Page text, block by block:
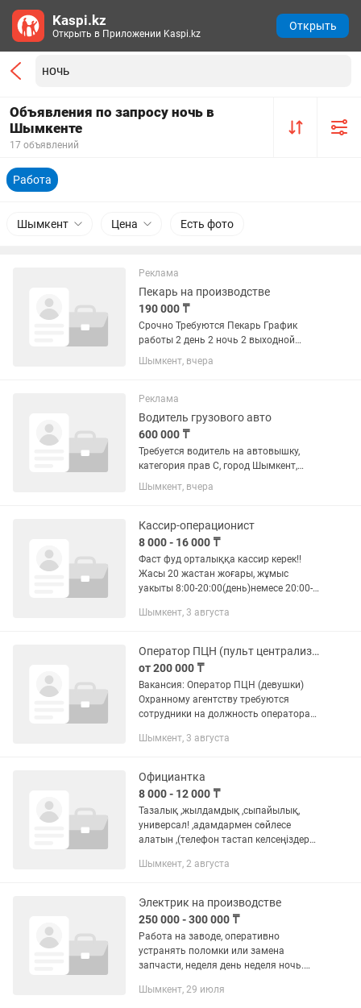
Объявления по запросу ночь в
Шымкенте
17 объявлений
Работа
Шымкент Цена Есть фото
Реклама
Пекарь на производстве
190 000 ₸
Срочно Требуются Пекарь График
работы 2 день 2 ночь 2 выходной
Срочно Требуются Званите по
телефону до 18:00 вечера
Шымкент, вчера
Реклама
Водитель грузового авто
600 000 ₸
Требуется водитель на автовышку,
категория прав С, город Шымкент,
Область, без вредных привычек, с
опытом работы, просим отправлять
каждый день 08:00-20:00. Ночь...
Шымкент, вчера
Кассир-операционист
8 000 - 16 000 ₸
Фаст фуд орталыққа кассир керек!!
Жасы 20 жастан жоғары, жұмыс
уакыты 8:00-20:00(день)немесе 20:00-
тиянақты болуы керек. Нақты жұмыс
Шымкент, 3 августа
Оператор ПЦН (пульт централизованного наблюдения)
от 200 000 ₸
Вакансия: Оператор ПЦН (девушки)
Охранному агентству требуются
сотрудники на должность оператора
наблюдения (ПЦН). Обязанности:
...
Шымкент, 3 августа
Официантка
8 000 - 12 000 ₸
Тазалық ,жылдамдық ,сыпайылық,
универсал! ,адамдармен сөйлесе
алатын ,(телефон тастап келсеңіздер
ночь 8000-12000 Зп каждый среда 1ші
Шымкент, 2 августа
Электрик на производстве
250 000 - 300 000 ₸
Работа на заводе, оперативно
устранять поломки или замена
запчасти, неделя день неделя ночь.
и бумаги для гофрокартона.
Шымкент, 29 июля
Kaspi.kz
Открыть в Приложении Kaspi.kz
Открыть